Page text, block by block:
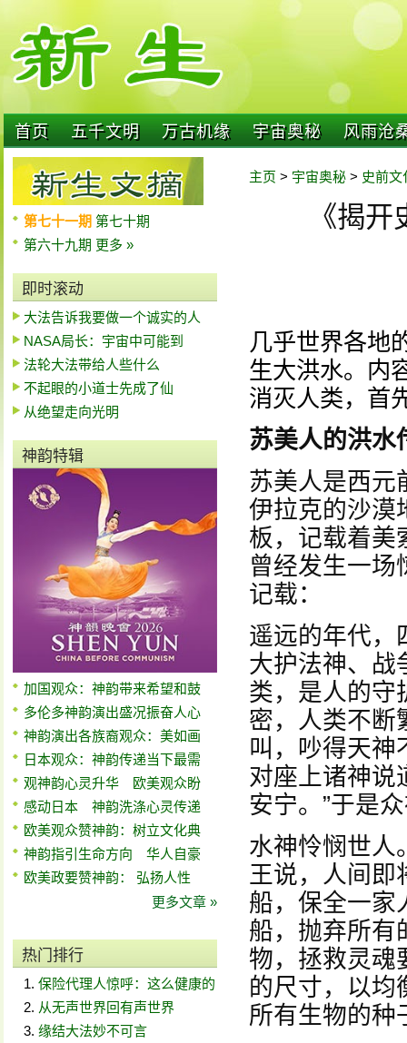
首页 五千文明 万古机缘 宇宙奥秘 风雨沧
第七十一期 第七十期
第六十九期 更多 »
即时滚动
大法告诉我要做一个诚实的人
NASA局长：宇宙中可能到
法轮大法带给人些什么
不起眼的小道士先成了仙
从绝望走向光明
神韵特辑
加国观众：神韵带来希望和鼓
多伦多神韵演出盛况振奋人心
神韵演出各族裔观众：美如画
日本观众：神韵传递当下最需
观神韵心灵升华 欧美观众盼
感动日本 神韵洗涤心灵传递
欧美观众赞神韵：树立文化典
神韵指引生命方向 华人自豪
欧美政要赞神韵： 弘扬人性
更多文章 »
热门排行
保险代理人惊呼：这么健康的
从无声世界回有声世界
缘结大法妙不可言
主页 > 宇宙奥秘 > 史前文
《揭
几乎世界各地
生大洪水。内
消灭人类，首
苏美人的洪水
苏美人是西元
伊拉克的沙漠
板，记载着美
曾经发生一场
记载：
遥远的年代，
大护法神、战
类，是人的守
密，人类不断
叫，吵得天神
对座上诸神说
安宁。”于是
水神怜悯世人
王说，人间即
船，保全一家
船，抛弃所有
物，拯救灵
的尺寸，以均
所有生物的种